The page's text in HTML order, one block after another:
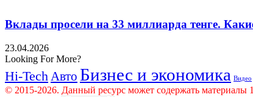
Вклады просели на 33 миллиарда тенге.
23.04.2026
Looking For More?
Hi-Tech Авто Бизнес и экономика Видео
© 2015-2026. Данный ресурс может содержать материалы